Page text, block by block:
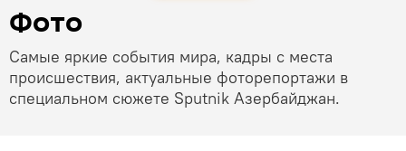
Фото
Самые яркие события мира, кадры с места
происшествия, актуальные фоторепортажи в
специальном сюжете Sputnik Азербайджан.